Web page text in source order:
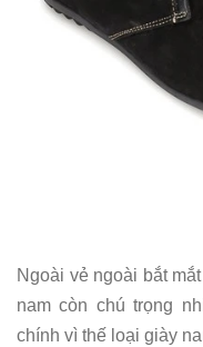
Ngoài vẻ ngoài bắt
nam còn chú trọng
chính vì thế loại giày